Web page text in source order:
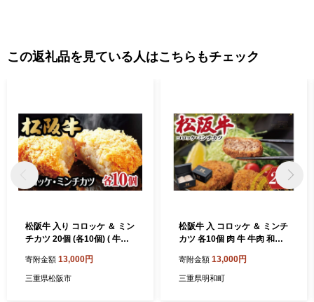
この返礼品を見ている人はこちらもチェック
松阪牛 入り コロッケ ＆ ミン
チカツ 20個 (各10個) ( 牛肉
松阪牛 松坂牛 コロッケ 松阪
牛コロッケ ミンチカツ メン
寄附金額 13,000円
三重県松阪市
松阪牛 入 コロッケ ＆ ミンチ
カツ 各10個 肉 牛 牛肉 和牛
冷凍 ふるさと 人気 コロッケ
メンチカツ 揚げ物 総菜 簡単
寄附金額 13,000円
三重県明和町